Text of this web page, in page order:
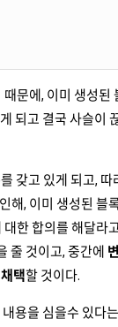
문에, 이미 생성된
되고 결국 사슬이
갖고 있게 되고, 따
해, 이미 생성된 블
한 합의를 해달라
줄 것이고, 중간에
택할 것이다.
용을 심을수 있다